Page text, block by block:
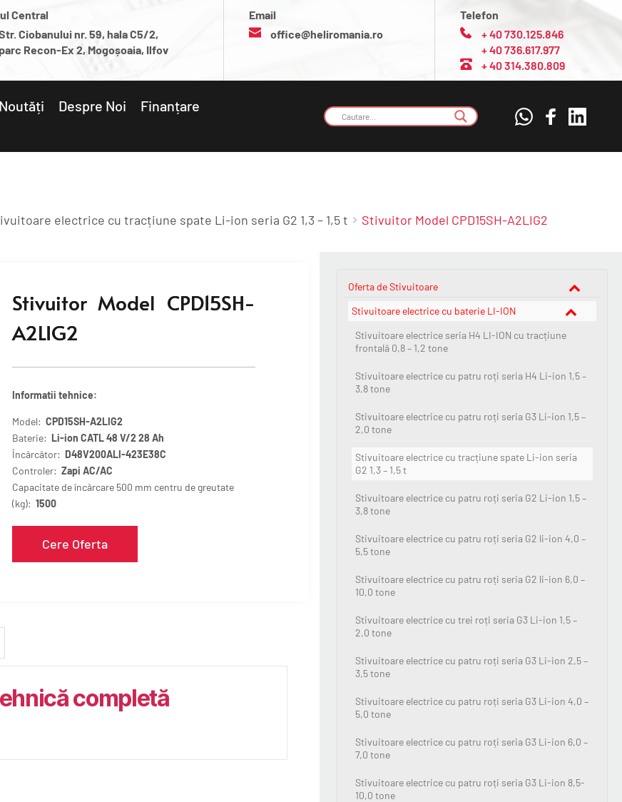
Central
Ciobanului nr. 59, hala C5/2,
parc Recon-Ex 2, Mogoșoaia, Ilfov
Email
office@heliromania.ro
Telefon
+ 40 730.125.846
+ 40 736.617.977
+ 40 314.380.809
Noutăți Despre Noi
Finanțare
electrice cu tracțiune spate Li-ion seria G2 1,3 – 1,5 t Stivuitor Model CPD15SH-A2LIG2
Stivuitor Model CPD15SH-
A2LIG2
Informatii tehnice:
Model:CPD15SH-A2LIG2
Baterie:Li-ion CATL48V/228Ah
Încărcător:D48V200ALI-423E38C
Controler:Zapi AC/AC
Capacitate de încărcare 500 mm centru de greutate
(kg):1500
Cere Oferta
completă
Oferta de Stivuitoare
Stivuitoare electrice cu baterie LI-ION
Stivuitoare electrice seria H4 LI-ION cu tracțiune
frontală 0,8 – 1,2 tone
Stivuitoare electrice cu patru roți seria H4 Li-ion 1,5 –
3,8 tone
Stivuitoare electrice cu patru roți seria G3 Li-ion 1,5 –
2,0 tone
Stivuitoare electrice cu tracțiune spate Li-ion seria
G2 1,3 – 1,5 t
Stivuitoare electrice cu patru roți seria G2 Li-ion 1,5 –
3,8 tone
Stivuitoare electrice cu patru roți seria G2 li-ion 4,0 –
5,5 tone
Stivuitoare electrice cu patru roți seria G2 li-ion 6,0 –
10,0 tone
Stivuitoare electrice cu trei roți seria G3 Li-ion 1,5 –
2,0 tone
Stivuitoare electrice cu patru roți seria G3 Li-ion 2,5 –
3,5 tone
Stivuitoare electrice cu patru roți seria G3 Li-ion 4,0 –
5,0 tone
Stivuitoare electrice cu patru roți seria G3 Li-ion 6,0 –
7,0 tone
Stivuitoare electrice cu patru roți seria G3 Li-ion 8,5-
10,0 tone